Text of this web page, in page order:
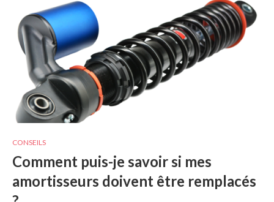
CONSEILS
Comment puis-je savoir si mes
amortisseurs doivent être remplacés